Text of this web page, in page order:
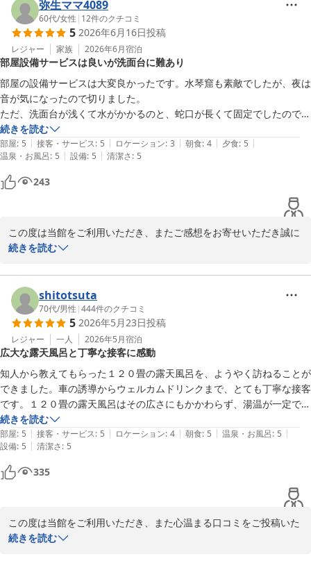
気や当館ならではの趣も感じていただけたようで何よりでございま
す。
混浴露天風呂につきましては、貴重なご意見をありがとうございま
す。今後の参考とさせていただきます。
これからも当館ならではの魅力を大切にしながら、快適にお過ごし
いただける宿を目指してまいります。またのお越しを心よりお待ち
しております。
玉造温泉 湯之助の宿 長楽園
2026-06-24
弥生ママ4089
60代/女性 | 12件のクチコミ
5 2026年6月16日投稿
レジャー 家族 2026年6月宿泊
部屋設備サービスは良いが洗面台に難あり
部屋の設備サービスは大変良かったです。水琴窟も素敵でしたが、夜は
音が気になったので切りました。
ただ、洗面台が浅くて水がかかるのと、蛇口が長くて固定でしたので顔
を洗う時難しかったです。
混浴露天風呂に少し入ってみたかったですが、館内風呂で十分良しと思
いました。食事も大変美味しく頂きました。夜ホタル見学も大変良かっ
たです。又機会あれば利用したいと思います。
続きを読む
部屋: 5 | 接客・サービス: 5 | ロケーション: 3 | 朝食: 4 | 夕食: 5 |
温泉・お風呂: 5 | 設備: 5 | 清潔さ: 5
243
この度は当館をご利用いただき、またご感想をお寄せいただき誠に
ありがとうございます。
こと、大変嬉しく拝読いたしました。また、とんじょバスもご利用
いただけたとのこと、旅のひとときをお楽しみいただけましたなら
幸いでございます。「また機会があれば利用したい」とのお言葉
は、私どもにとって何よりの励みでございます。
一方で、洗面台につきましてはご不便をおかけし申し訳ございませ
んでした。洗面台の形状や蛇口の仕様についていただいた貴重なご
意見は、今後の設備改善の参考とさせていただきます。また、水琴
窟の音につきましても、お客様によって感じ方が異なるため、より
快適にお過ごしいただける環境づくりを検討してまいります。
これからも皆様にご満足いただける宿を目指し、サービス向上に努
めてまいります。またお会いできます日を、スタッフ一同心よりお
待ちしております。
玉造温泉 湯之助の宿 長楽園
続きを読む
shitotsuta
70代/男性 |444件のクチコミ
5 2026年5月23日投稿
レジャー 一人 2026年5月宿泊
広大な露天風呂と丁寧な接客に感動
知人から教えてもらった１２０畳の露天風呂を、ようやく訪ねることが
できました。車の誘導からウェルカムドリンクまで、とても丁寧な接客
です。１２０畳の露天風呂はその広さにもかかわらず、湯温が一定でア
オコや石床のヌメリがありません。普段からコマメに管理しているのだ
と思いました。夜はプロジェクターの映像が投影されてまた良い雰囲気
です。朝５時半からが待ち遠しいくらいの露天風呂でした。当日はお世
話になりました。
続きを読む
部屋: 5 | 接客・サービス: 5 | ロケーション: 4 | 朝食: 5 | 温泉・お風呂: 5 |
設備: 5 | 清潔さ: 5
335
この度は当館をご利用いただき、また心温まる口コミをご投稿いた
だき誠にありがとうございます。
続きを読む